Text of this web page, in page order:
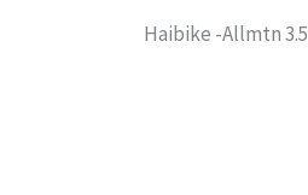
Haibike -Allmtn 3.5